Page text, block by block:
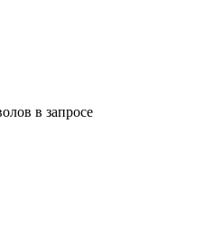
в запросе